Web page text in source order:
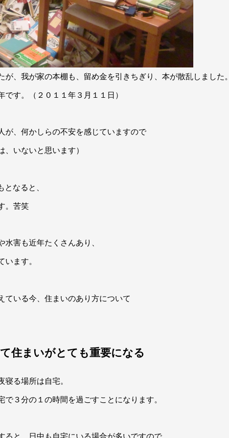
、我が家の本棚も、留め金を引きちぎり、本が散乱しました。
す。（２０１１年３月１１日）
が、何かしらの不安を感じていますので
、いないと思います）
なると、
。苦笑
害も近年たくさんあり、
います。
ている今、住まいのあり方について
住まいがとても重要になる
る場所は自宅。
３分の１の時間を過ごすことになります。